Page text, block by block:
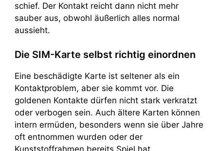
schief. Der Kontakt reicht dann nicht mehr
sauber aus, obwohl äußerlich alles normal
aussieht.
Die SIM-Karte selbst richtig einordnen
Eine beschädigte Karte ist seltener als ein
Kontaktproblem, aber sie kommt vor. Die
goldenen Kontakte dürfen nicht stark verkratzt
oder verbogen sein. Auch ältere Karten können
intern ermüden, besonders wenn sie über Jahre
oft entnommen wurden oder der
Kunststoffrahmen bereits Spiel hat.